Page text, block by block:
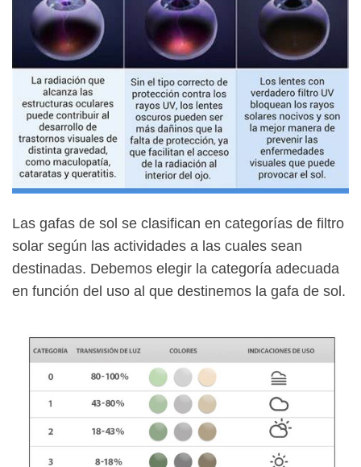
Las gafas de sol se clasifican en categorías de filtro
solar según las actividades a las cuales sean
destinadas. Debemos elegir la categoría adecuada
en función del uso al que destinemos la gafa de sol.